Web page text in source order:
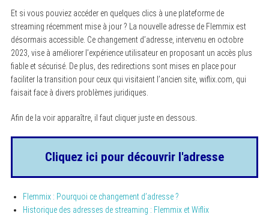
Et si vous pouviez accéder en quelques clics à une plateforme de
streaming récemment mise à jour ? La nouvelle adresse de Flemmix est
désormais accessible. Ce changement d’adresse, intervenu en octobre
2023, vise à améliorer l’expérience utilisateur en proposant un accès plus
fiable et sécurisé. De plus, des redirections sont mises en place pour
faciliter la transition pour ceux qui visitaient l’ancien site, wiflix.com, qui
faisait face à divers problèmes juridiques.
Afin de la voir apparaître, il faut cliquer juste en dessous.
Cliquez ici pour découvrir l'adresse
Flemmix : Pourquoi ce changement d’adresse ?
Historique des adresses de streaming : Flemmix et Wiflix